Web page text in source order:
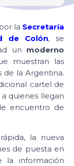
la Secretaría
de Colón, se
un moderno
muestran las
de la Argentina.
cartel de
a quienes llegan
encuentro de
la nueva
de puesta en
información